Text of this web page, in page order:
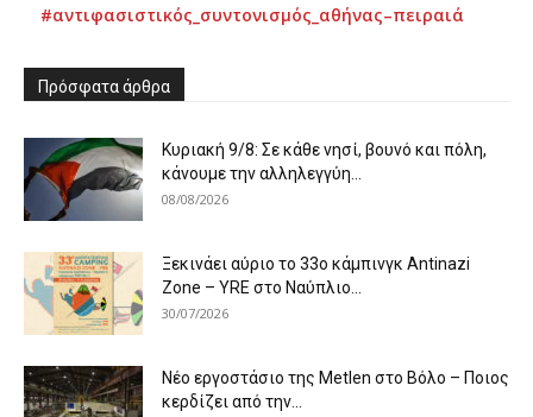
#αντιφασιστικός_συντονισμός_αθήνας–πειραιά
Πρόσφατα άρθρα
Κυριακή 9/8: Σε κάθε νησί, βουνό και πόλη,
κάνουμε την αλληλεγγύη...
08/08/2026
Ξεκινάει αύριο το 33ο κάμπινγκ Antinazi
Zone – YRE στο Ναύπλιο...
30/07/2026
Νέο εργοστάσιο της Metlen στο Βόλο – Ποιος
κερδίζει από την...